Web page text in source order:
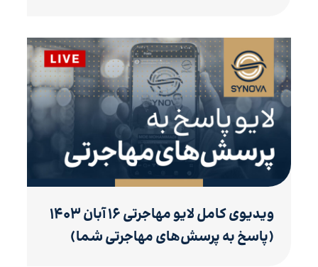
ویدیوی کامل لایو مهاجرتی ۱۶ آبان ۱۴۰۳
(پاسخ به پرسش‌های مهاجرتی شما)